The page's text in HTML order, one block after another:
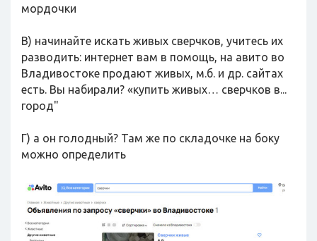
мордочки
В) начинайте искать живых сверчков, учитесь их
разводить: интернет вам в помощь, на авито во
Владивостоке продают живых, м.б. и др. сайтах
есть. Вы набирали? «купить живых… сверчков в...
город"
Г) а он голодный? Там же по складочке на боку
можно определить